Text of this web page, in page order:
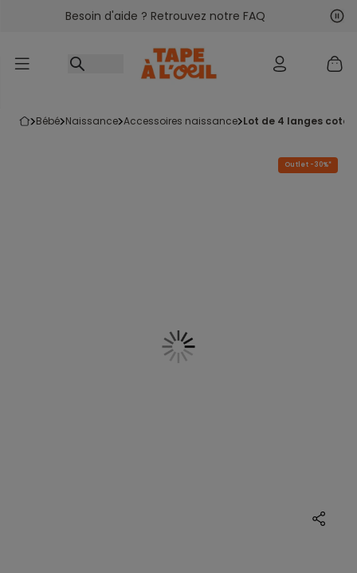
Accéder au contenu
Besoin d'aide ? Retrouvez notre FAQ
bébé naissance accessoires naissance lot de 4 langes
Outlet -30%*